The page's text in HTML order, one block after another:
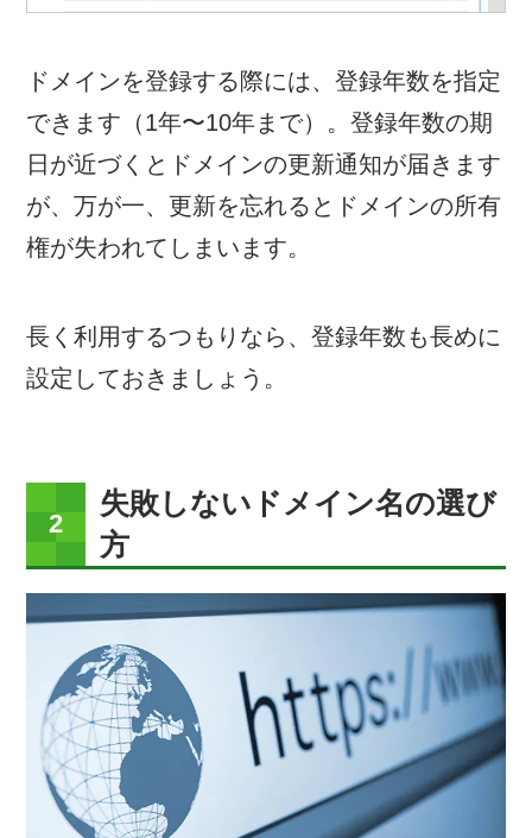
ドメインを登録する際には、登録年数を指定
できます（1年〜10年まで）。登録年数の期
日が近づくとドメインの更新通知が届きます
が、万が一、更新を忘れるとドメインの所有
権が失われてしまいます。
長く利用するつもりなら、登録年数も長めに
設定しておきましょう。
失敗しないドメイン名の選び
方